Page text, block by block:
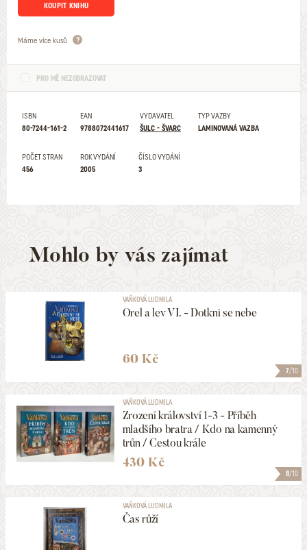
KOUPIT KNIHU
Máme více kusů
PRO MĚ NEZOBRAZOVAT
ISBN
80-7244-161-2
EAN
9788072441617
VYDAVATEL
ŠULC - ŠVARC
TYP VAZBY
LAMINOVANÁ VAZBA
POČET STRAN
456
ROK VYDÁNÍ
2005
ČÍSLO VYDÁNÍ
3
Mohlo by vás zajímat
7/10
VAŇKOVÁ LUDMILA
Orel a lev VI. - Dotkni se nebe
60 Kč
8/10
VAŇKOVÁ LUDMILA
Zrození království 1-3 - Příběh
mladšího bratra / Kdo na kamenný
trůn / Cestou krále
430 Kč
VAŇKOVÁ LUDMILA
Čas růží